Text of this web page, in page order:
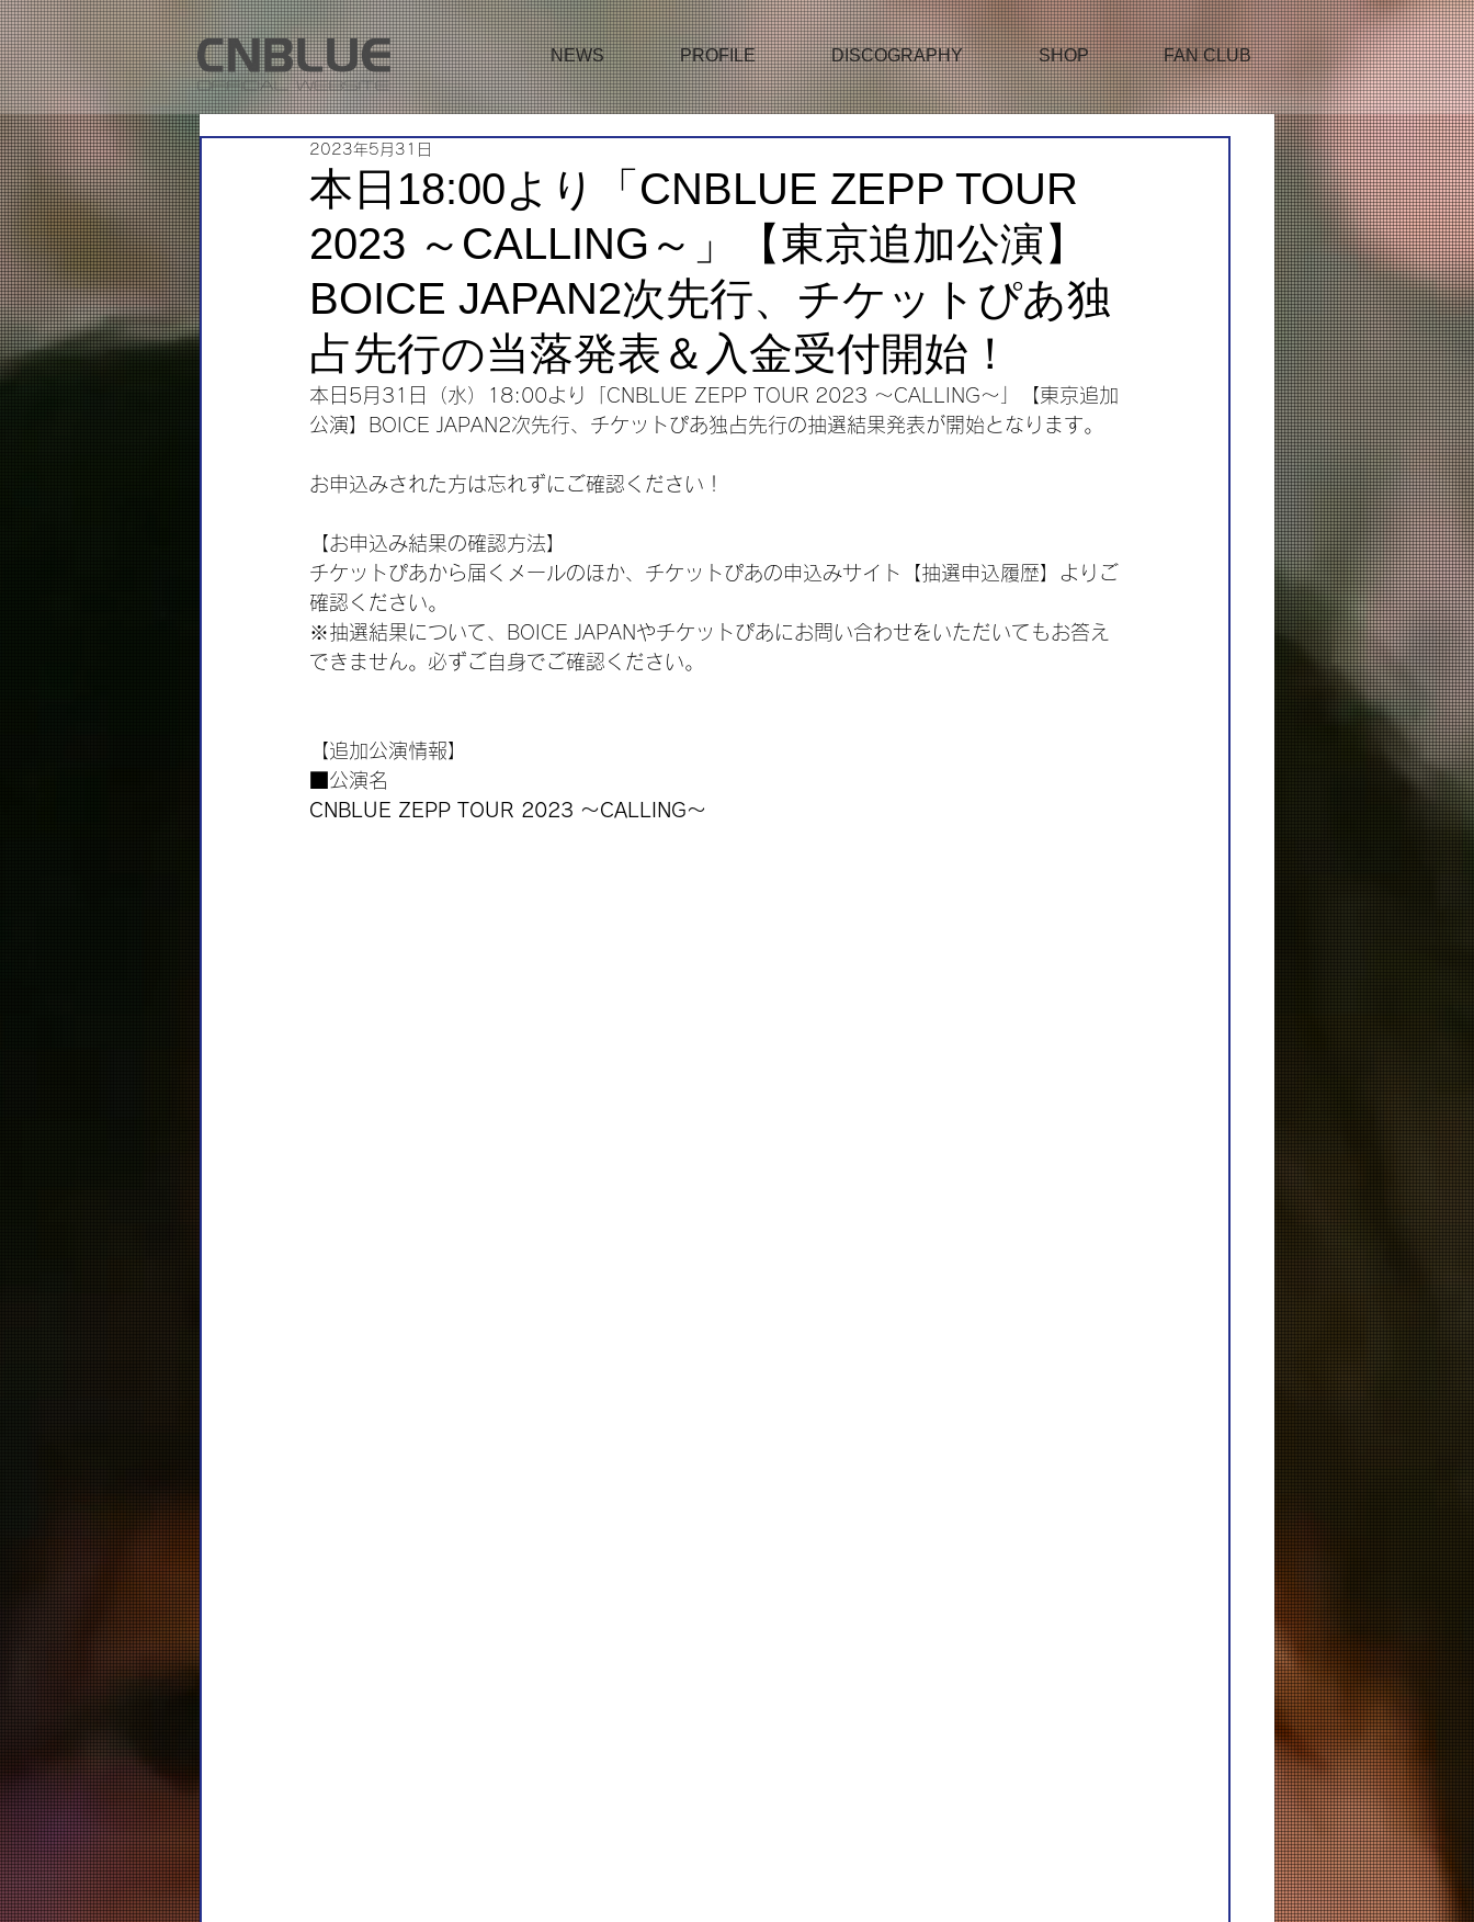
NEWS PROFILE DISCOGRAPHY SHOP FAN CLUB
本日18:00より「CNBLUE ZEPP TOUR
2023 ～CALLING～」【東京追加公演】
BOICE JAPAN2次先行、チケットぴあ独
占先行の当落発表＆入金受付開始！
2023年5月31日
本日5月31日（水）18:00より「CNBLUE ZEPP TOUR 2023 ～CALLING～」【東京追加
公演】BOICE JAPAN2次先行、チケットぴあ独占先行の抽選結果発表が開始となります。
お申込みされた方は忘れずにご確認ください！
【お申込み結果の確認方法】
チケットぴあから届くメールのほか、チケットぴあの申込みサイト【抽選申込履歴】よりご
確認ください。
※抽選結果について、BOICE JAPANやチケットぴあにお問い合わせをいただいてもお答え
できません。必ずご自身でご確認ください。
【追加公演情報】
■公演名
CNBLUE ZEPP TOUR 2023 ～CALLING～